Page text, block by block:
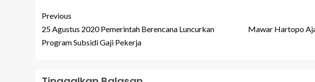
Previous
25 Agustus 2020 Pemerintah Berencana Luncurkan
Program Subsidi Gaji Pekerja
Mawar Hartopo